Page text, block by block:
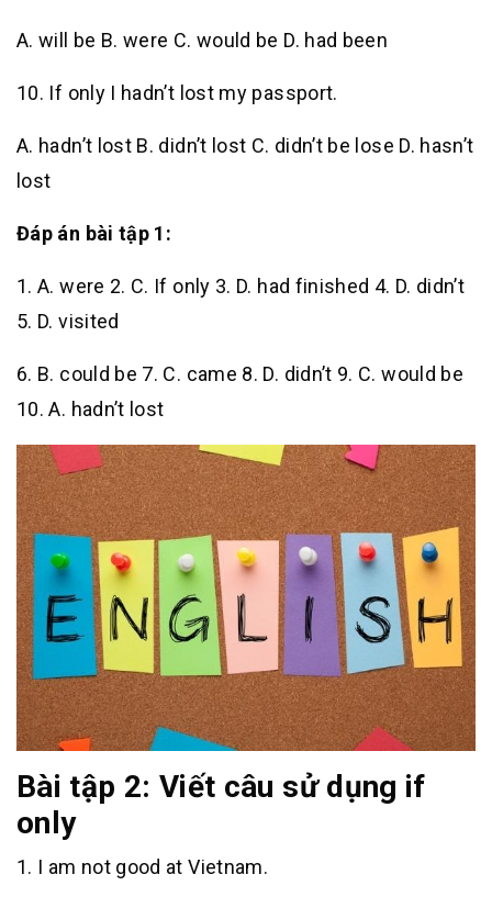
A. will be B. were C. would be D. had been
10. If only I hadn’t lost my passport.
A. hadn’t lost B. didn’t lost C. didn’t be lose D. hasn’t
lost
Đáp án bài tập 1:
1. A. were 2. C. If only 3. D. had finished 4. D. didn’t
5. D. visited
6. B. could be 7. C. came 8. D. didn’t 9. C. would be
10. A. hadn’t lost
Bài tập 2: Viết câu sử dụng if
only
1. I am not good at Vietnam.